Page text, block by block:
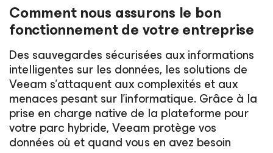
Comment nous assurons le bon
fonctionnement de votre entreprise
Des sauvegardes sécurisées aux informations
intelligentes sur les données, les solutions de
Veeam s’attaquent aux complexités et aux
menaces pesant sur l’informatique. Grâce à la
prise en charge native de la plateforme pour
votre parc hybride, Veeam protège vos
données où et quand vous en avez besoin